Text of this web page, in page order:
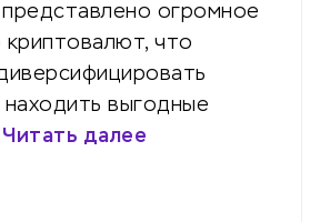
огромное
криптовалют, что
выгодные
Читать далее